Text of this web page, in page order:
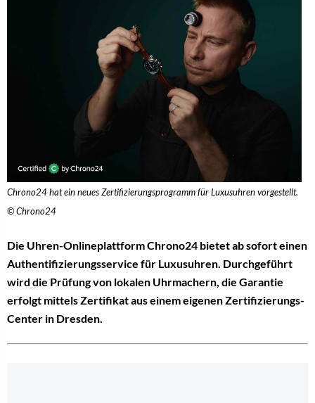
Chrono24 hat ein neues Zertifizierungsprogramm für Luxusuhren vorgestellt.
© Chrono24
Die Uhren-Onlineplattform Chrono24 bietet ab sofort einen
Authentifizierungsservice für Luxusuhren. Durchgeführt
wird die Prüfung von lokalen Uhrmachern, die Garantie
erfolgt mittels Zertifikat aus einem eigenen Zertifizierungs-
Center in Dresden.